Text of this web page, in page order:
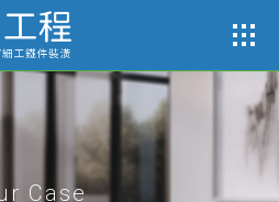
Case